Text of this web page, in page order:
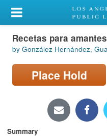
My Account
Library Card
Sign In
Locations/Hours (external
page)
Recetas para
by González Hernández,
Place Hold
Summary